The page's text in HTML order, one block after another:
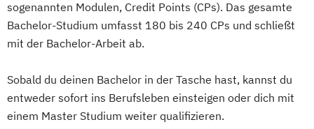
sogenannten Modulen, Credit Points (CPs). Das gesamte
Bachelor-Studium umfasst 180 bis 240 CPs und schließt
mit der Bachelor-Arbeit ab.
Sobald du deinen Bachelor in der Tasche hast, kannst du
entweder sofort ins Berufsleben einsteigen oder dich mit
einem Master Studium weiter qualifizieren.